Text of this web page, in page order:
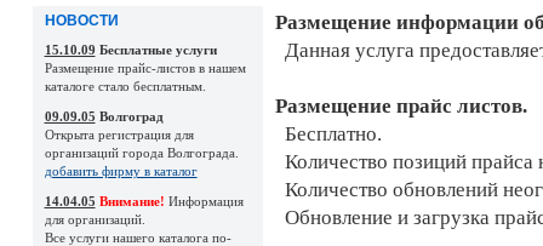
НОВОСТИ
15.10.09 Бесплатные услуги
Размещение прайс-листов в нашем
каталоге стало бесплатным.
09.09.05 Волгоград
Открыта регистрация для
организаций города Волгограда.
добавить фирму в каталог
14.04.05 Внимание! Информация
для организаций.
Все услуги нашего каталога по-
Размещение информации
Данная услуга
Размещение прайс листов.
Бесплатно.
Количество позиций прайса
Количество обновлений
Обновление и загрузка